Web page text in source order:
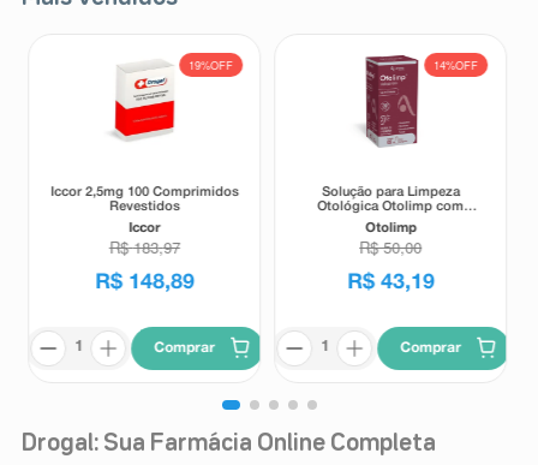
19%OFF
Iccor 2,5mg 100 Comprimidos
Revestidos
Iccor
R$ 183,97
R$ 148,89
Comprar
14%OFF
Solução para Limpeza
Otológica Otolimp com
Gotejador 2ml
Otolimp
R$ 50,00
R$ 43,19
Comprar
Drogal: Sua Farmácia Online Completa